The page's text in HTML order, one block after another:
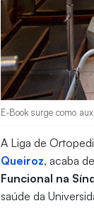
E-Book surge como
A Liga de
Queiroz, acaba
Funcional na
saúde da